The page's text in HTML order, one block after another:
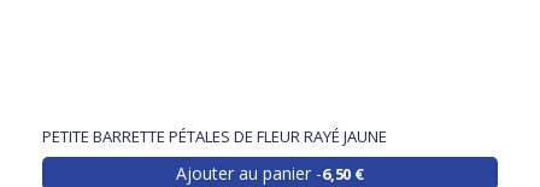
PETITE BARRETTE PÉTALES DE FLEUR RAYÉ JAUNE
Ajouter au panier 6,50 €